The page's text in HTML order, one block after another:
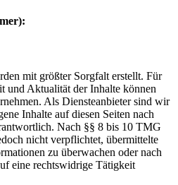
mit größter Sorgfalt erstellt. Für
und Aktualität der Inhalte können
Als Diensteanbieter sind wir
Inhalte auf diesen Seiten nach
Nach §§ 8 bis 10 TMG
nicht verpflichtet, übermittelte
zu überwachen oder nach
eine rechtswidrige Tätigkeit